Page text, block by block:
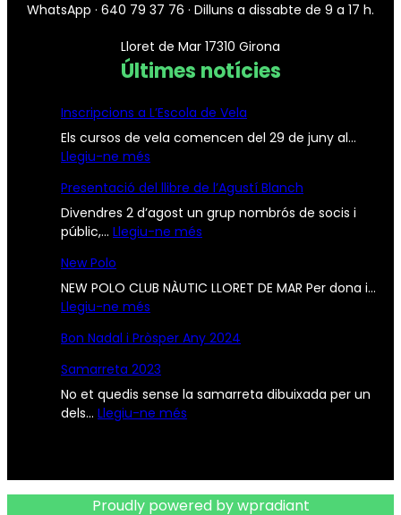
WhatsApp · 640 79 37 76 · Dilluns a dissabte de 9 a 17 h.
Lloret de Mar 17310 Girona
Últimes notícies
Inscripcions a L’Escola de Vela
Els cursos de vela comencen del 29 de juny al…
Llegiu-ne més
n
s
c
p
o
n
s
a
L
c
Presentació del llibre de l’Agustí Blanch
Divendres 2 d’agost un grup nombrós de socis i
públic,… Llegiu-ne més
e
n
c
l
New Polo
NEW POLO CLUB NÀUTIC LLORET DE MAR Per dona i…
Llegiu-ne més
e
w
P
o
l
Bon Nadal i Pròsper Any 2024
Samarreta 2023
No et quedis sense la samarreta dibuixada per un
dels… Llegiu-ne més
r
Proudly powered by wpradiant